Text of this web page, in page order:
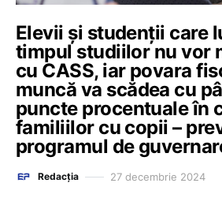
Elevii și studenții care
timpul studiilor nu vor
cu CASS, iar povara
muncă va scădea cu
puncte procentuale în
familiilor cu copii –
programul de
Redacția 27 decembrie 2024